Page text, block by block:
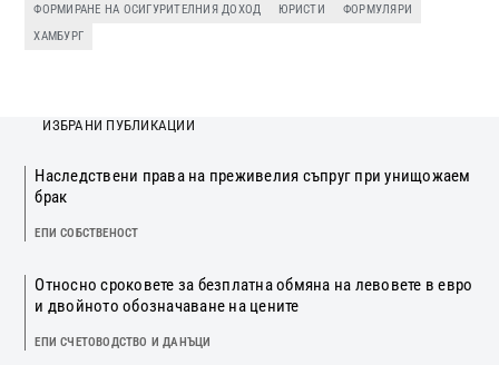
ФОРМИРАНЕ НА ОСИГУРИТЕЛНИЯ ДОХОД
ЮРИСТИ
ФОРМУЛЯРИ
ХАМБУРГ
ИЗБРАНИ ПУБЛИКАЦИИ
Наследствени права на преживелия съпруг при унищожаем
брак
ЕПИ СОБСТВЕНОСТ
Относно сроковете за безплатна обмяна на левовете в евро
и двойното обозначаване на цените
ЕПИ СЧЕТОВОДСТВО И ДАНЪЦИ